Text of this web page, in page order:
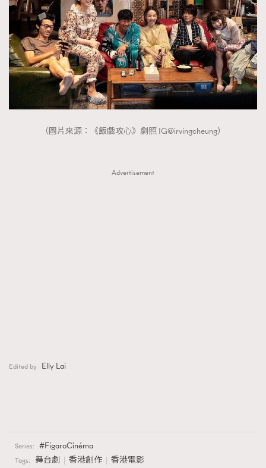
（圖片來源：《飯戲攻心》劇照 IG@irvingcheung）
Advertisement
Edited by Elly Lai
Series: FigaroCinéma
Tags: 舞台劇 香港創作 香港電影